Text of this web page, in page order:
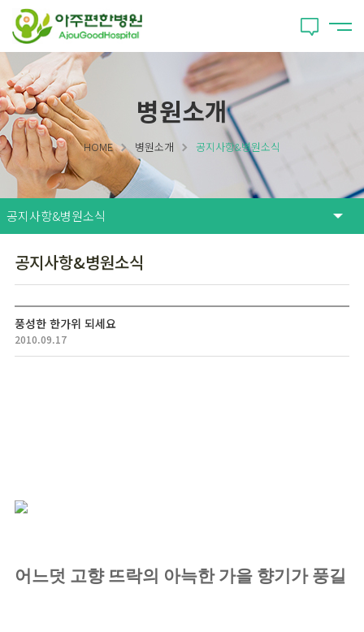
병원소개
HOME 병원소개 공지사항&병원소식
공지사항&병원소식
풍성한 한가위 되세요
2010.09.17
어느덧 고향 뜨락의 아늑한 가을 향기가 풍길